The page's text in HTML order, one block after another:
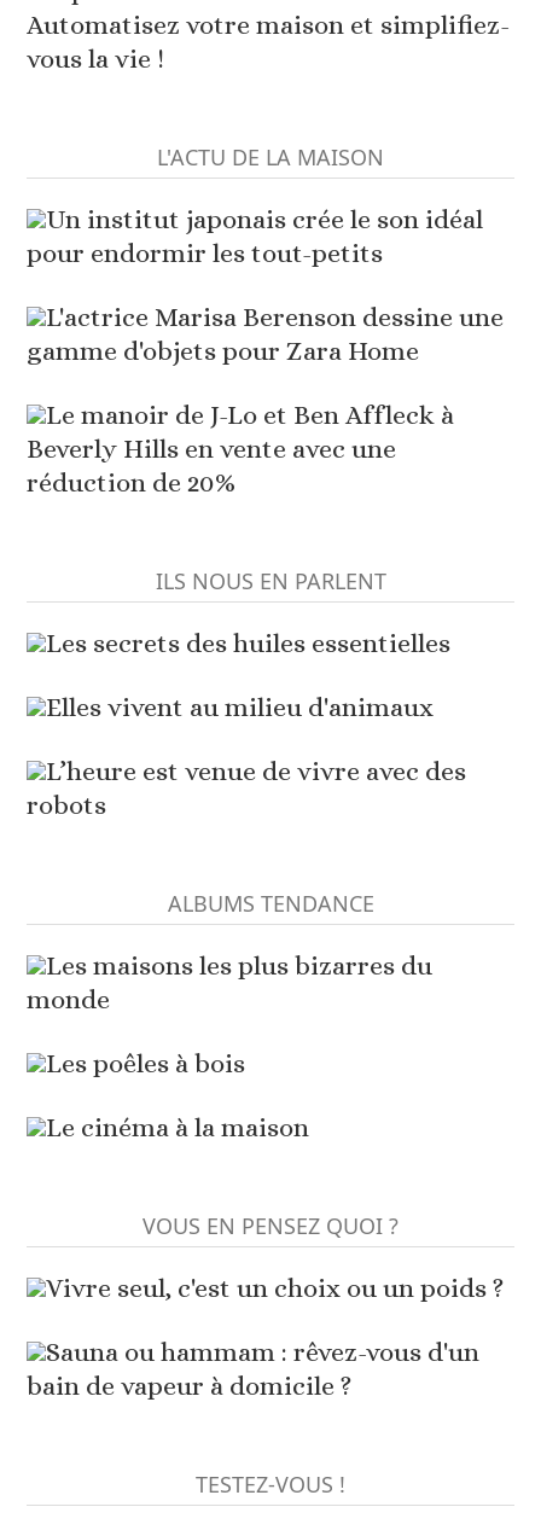
Automatisez votre maison et simplifiez-
vous la vie !
L'ACTU DE LA MAISON
Un institut japonais crée le son idéal
pour endormir les tout-petits
L'actrice Marisa Berenson dessine une
gamme d'objets pour Zara Home
Le manoir de J-Lo et Ben Affleck à
Beverly Hills en vente avec une
réduction de 20%
ILS NOUS EN PARLENT
Les secrets des huiles essentielles
Elles vivent au milieu d'animaux
L’heure est venue de vivre avec des
robots
ALBUMS TENDANCE
Les maisons les plus bizarres du
monde
Les poêles à bois
Le cinéma à la maison
VOUS EN PENSEZ QUOI ?
Vivre seul, c'est un choix ou un poids ?
Sauna ou hammam : rêvez-vous d'un
bain de vapeur à domicile ?
TESTEZ-VOUS !